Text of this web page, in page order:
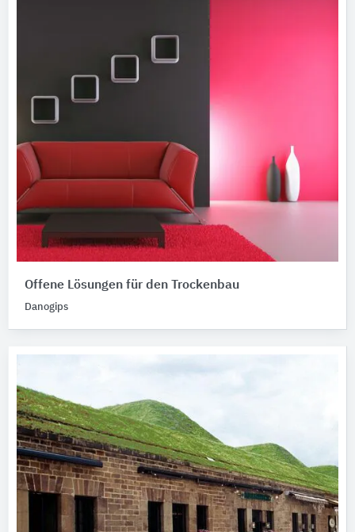
Offene Lösungen für den Trockenbau
Danogips